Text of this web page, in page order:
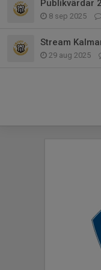
Publikvärdar
8 sep 2025
Stream
29 aug 2025